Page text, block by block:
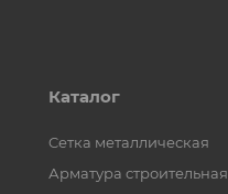
Каталог
Cетка металлическая
Арматура строительная